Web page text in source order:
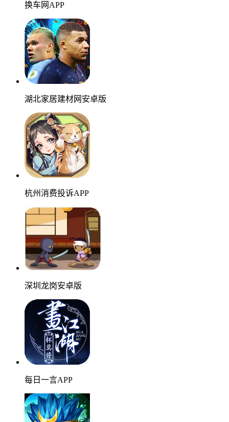
换车网APP
湖北家居建材网安卓版
杭州消费投诉APP
深圳龙岗安卓版
每日一言APP